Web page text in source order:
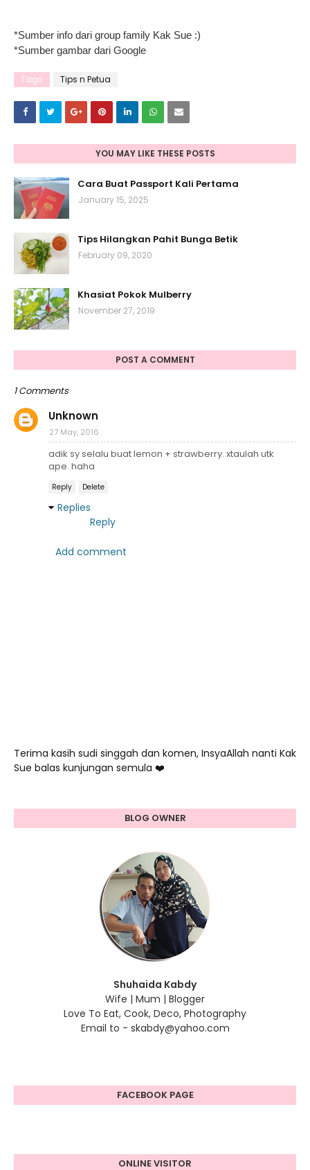
*Sumber info dari group family Kak Sue :)
*Sumber gambar dari Google
Tags Tips n Petua
YOU MAY LIKE THESE POSTS
Cara Buat Passport Kali Pertama
January 15, 2025
Tips Hilangkan Pahit Bunga Betik
February 09, 2020
Khasiat Pokok Mulberry
November 27, 2019
POST A COMMENT
1 Comments
Unknown
27 May, 2016
adik sy selalu buat lemon + strawberry. xtaulah utk
ape. haha
Reply Delete
Replies
Reply
Add comment
Terima kasih sudi singgah dan komen, InsyaAllah nanti Kak
Sue balas kunjungan semula ❤️
BLOG OWNER
Shuhaida Kabdy
Wife | Mum | Blogger
Love To Eat, Cook, Deco, Photography
Email to - skabdy@yahoo.com
FACEBOOK PAGE
ONLINE VISITOR